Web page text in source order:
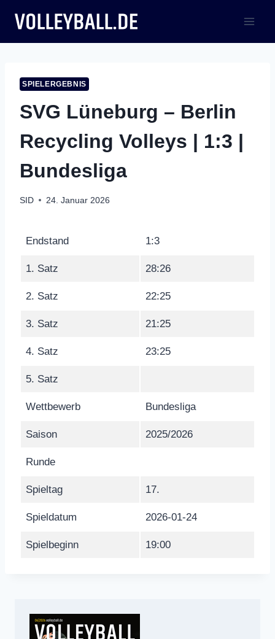
Inhalt
springen
SPIELERGEBNIS
SVG Lüneburg – Berlin
Recycling Volleys | 1:3 |
Bundesliga
SID 24. Januar 2026
Endstand 1:3
1. Satz 28:26
2. Satz 22:25
3. Satz 21:25
4. Satz 23:25
5. Satz
Wettbewerb Bundesliga
Saison 2025/2026
Runde
Spieltag 17.
Spieldatum 2026-01-24
Spielbeginn 19:00